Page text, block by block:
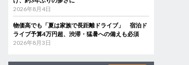
2026年8月4日
物価高でも「夏は家族で長距離ドライブ」 宿泊ド
ライブ予算4万円超、渋滞・猛暑への備えも必須
2026年8月3日